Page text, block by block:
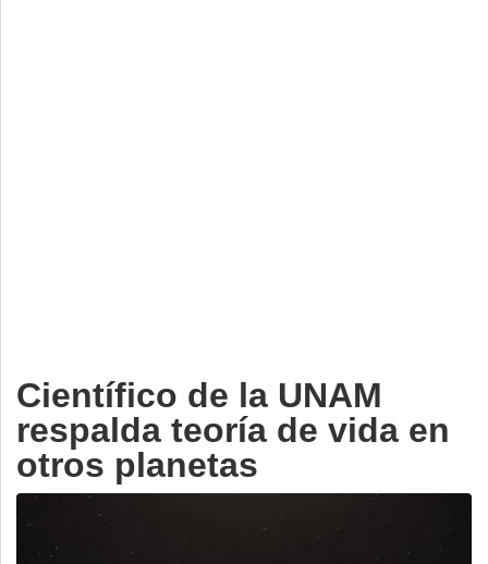
Científico de la UNAM
respalda teoría de vida en
otros planetas